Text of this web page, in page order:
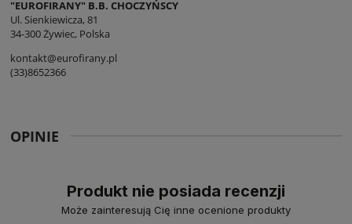
"EUROFIRANY" B.B. CHOCZYŃSCY
Ul. Sienkiewicza, 81
34-300 Żywiec, Polska
kontakt@eurofirany.pl
(33)8652366
OPINIE
Produkt nie posiada recenzji
Może zainteresują Cię inne ocenione produkty